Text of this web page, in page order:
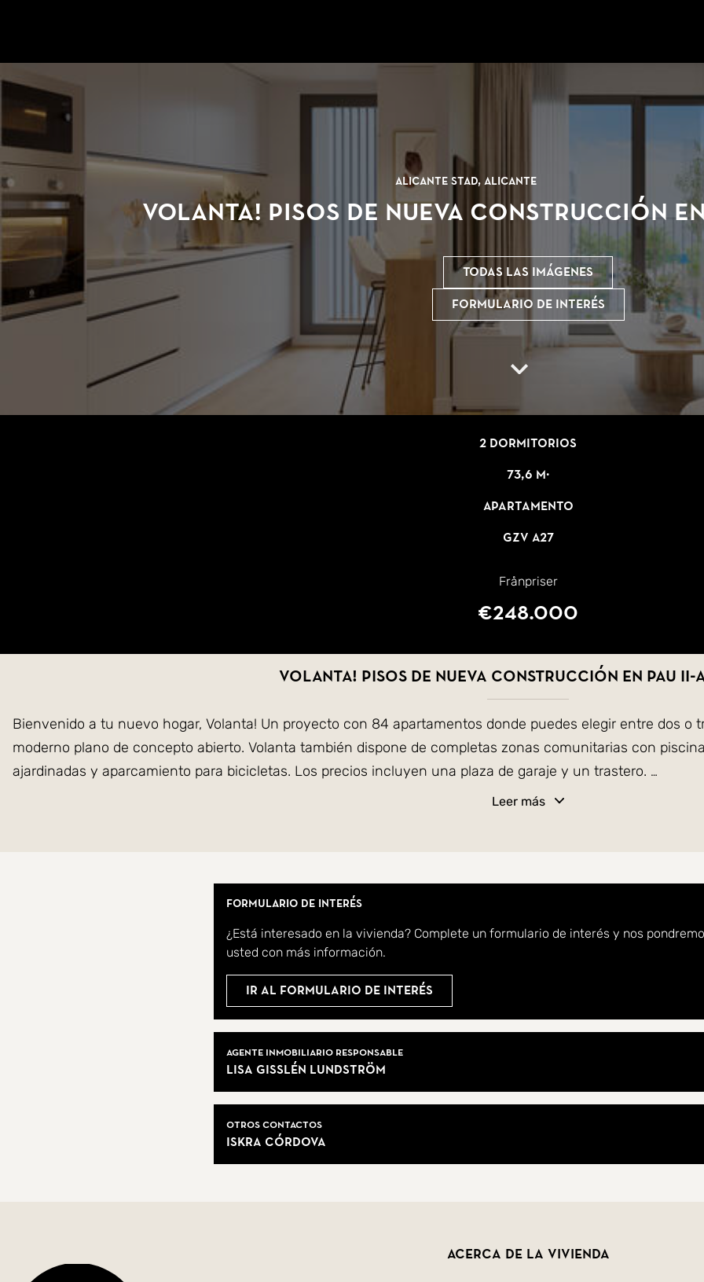
Alicante stad, Alicante
VOLANTA! Pisos de nueva construcción
Todas las imágenes
Formulario de interés
2 dormitorios
73,6 m²
Apartamento
GZV A27
Frånpriser
€248.000
VOLANTA! Pisos de nueva construcción en Pau
Bienvenido a tu nuevo hogar, Volanta! Un proyecto con 84 apartamentos donde puedes elegir entre dos o
moderno plano de concepto abierto. Volanta también dispone de completas zonas comunitarias con
ajardinadas y aparcamiento para bicicletas. Los precios incluyen una plaza de garaje y un trastero.
Si deseas más información sobre el proyecto o reservar una visita, contáctanos en SkandiaMäklarna!
Leer más
Formulario de interés
¿Está interesado en la vivienda? Complete un formulario de interés y nos
usted con más información.
Ir al formulario de interés
Agente inmobiliario responsable
Lisa Gisslén Lundström
Otros contactos
Iskra Córdova
Acerca de la vivienda